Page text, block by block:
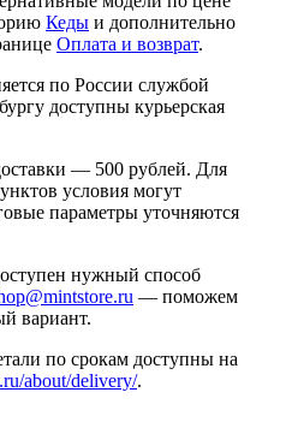
Кеды и дополнительно
Оплата и возврат.
по России службой
доступны курьерская
— 500 рублей. Для
условия могут
параметры уточняются
нужный способ
— поможем
вариант.
по срокам доступны на
about/delivery/.